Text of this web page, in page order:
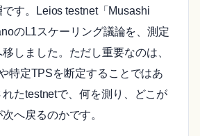
す。Leios testnet「Musashi
のL1スケーリング議論を、測定
しました。ただし重要なのは、
特定TPSを断定することではあ
れたtestnetで、何を測り、どこが
へ戻るのかです。